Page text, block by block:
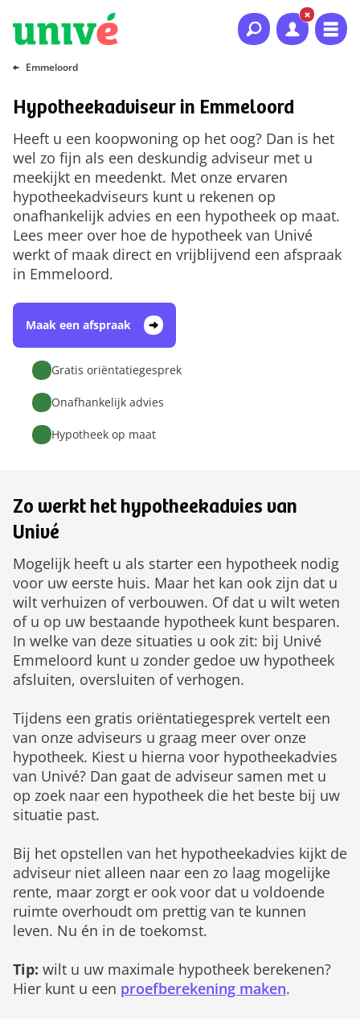
Naar hoofdinhoud
Naar hoofdnavigatie
Naar footer
Emmeloord
Hypotheekadviseur in Emmeloord
Heeft u een koopwoning op het oog? Dan is het
wel zo fijn als een deskundig adviseur met u
meekijkt en meedenkt. Met onze ervaren
hypotheekadviseurs kunt u rekenen op
onafhankelijk advies en een hypotheek op maat.
Lees meer over hoe de hypotheek van Univé
werkt of maak direct en vrijblijvend een afspraak
in Emmeloord.
Maak een afspraak
Gratis oriëntatiegesprek
Onafhankelijk advies
Hypotheek op maat
Zo werkt het hypotheekadvies van
Univé
Mogelijk heeft u als starter een hypotheek nodig
voor uw eerste huis. Maar het kan ook zijn dat u
wilt verhuizen of verbouwen. Of dat u wilt weten
of u op uw bestaande hypotheek kunt besparen.
In welke van deze situaties u ook zit: bij Univé
Emmeloord kunt u zonder gedoe uw hypotheek
afsluiten, oversluiten of verhogen.
Tijdens een gratis oriëntatiegesprek vertelt een
van onze adviseurs u graag meer over onze
hypotheek. Kiest u hierna voor hypotheekadvies
van Univé? Dan gaat de adviseur samen met u
op zoek naar een hypotheek die het beste bij uw
situatie past.
Bij het opstellen van het hypotheekadvies kijkt de
adviseur niet alleen naar een zo laag mogelijke
rente, maar zorgt er ook voor dat u voldoende
ruimte overhoudt om prettig van te kunnen
leven. Nu én in de toekomst.
Tip: wilt u uw maximale hypotheek berekenen?
Hier kunt u een proefberekening maken.